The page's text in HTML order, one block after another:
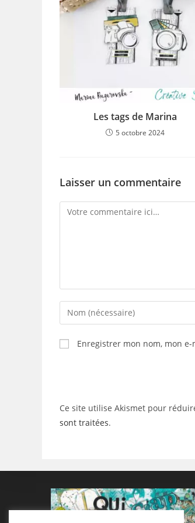
Les tags de Marina
5 octobre 2024
Laisser un commentaire
Comment
Enter
your
name
or
Enregistrer mon nom, mon
Ce site utilise Akismet pour
sont traitées.